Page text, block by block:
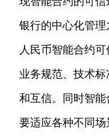
银行的中心化管
人民币智能合约
业务规范、技术
和互信。同时智能
要适应各种不同